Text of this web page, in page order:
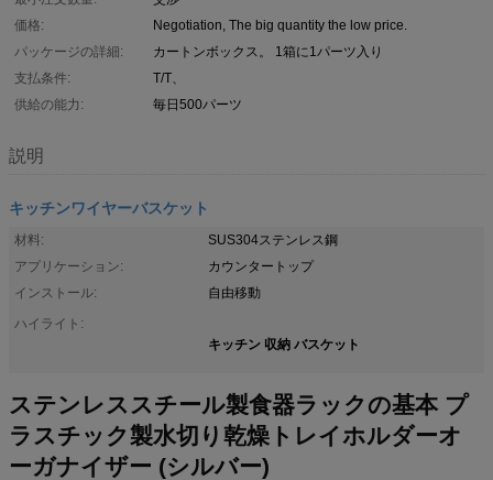
価格:
Negotiation, The big quantity the low price.
パッケージの詳細:
カートンボックス。 1箱に1パーツ入り
支払条件:
T/T、
供給の能力:
毎日500パーツ
説明
キッチンワイヤーバスケット
材料:
SUS304ステンレス鋼
アプリケーション:
カウンタートップ
インストール:
自由移動
ハイライト:
キッチン 収納 バスケット
ステンレススチール製食器ラックの基本 プ
ラスチック製水切り乾燥トレイホルダーオ
ーガナイザー (シルバー)